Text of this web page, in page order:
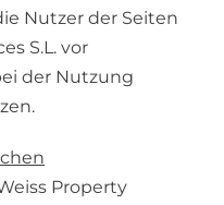
Nutzer der Seiten
S.L. vor
der Nutzung
Property